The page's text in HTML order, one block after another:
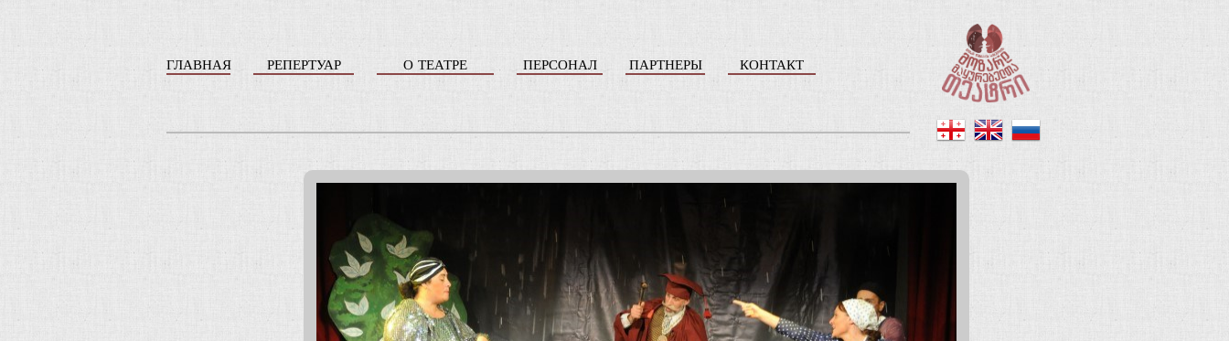
ГЛАВНАЯ РЕПЕРТУАР О ТЕАТРЕ ПЕРСОНАЛ ПАРТНЕРЫ КОНТАКТ